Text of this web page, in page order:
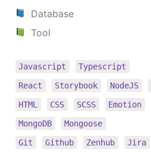
Database
Tool
Javascript
Typescript
React
Storybook NodeJS
HTML
CSS SCSS
Emotion
MongoDB
Mongoose
Git
Github Zenhub Jira